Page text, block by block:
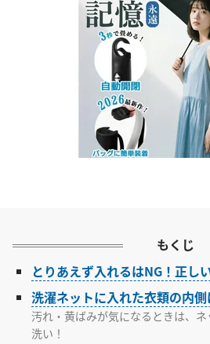
もくじ
とりあえず入れるはNG！正し
洗濯ネットに入れた衣類の内側
汚れ・黄ばみが気になるときは、
洗い！